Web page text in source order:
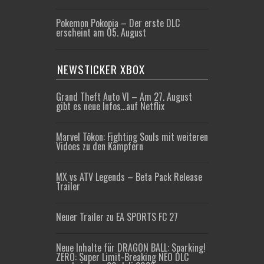
Pokemon Pokopia – Der erste DLC
erscheint am 05. August
NEWSTICKER XBOX
Grand Theft Auto VI – Am 27. August
gibt es neue Infos…auf Netflix
Marvel Tōkon: Fighting Souls mit weiteren
Vidoes zu den Kämpfern
MX vs ATV Legends – Beta Pack Release
Trailer
Neuer Trailer zu EA SPORTS FC 27
Neue Inhalte für DRAGON BALL: Sparking!
ZERO: Super Limit-Breaking NEO DLC